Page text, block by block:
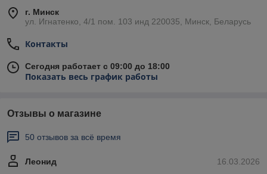
г. Минск
ул. Игнатенко, 4/1 пом. 103 инд 220035, Минск, Беларусь
Контакты
Сегодня работает с 09:00 до 18:00
Показать весь график работы
Отзывы о магазине
50 отзывов за всё время
16.03.2026
Леонид